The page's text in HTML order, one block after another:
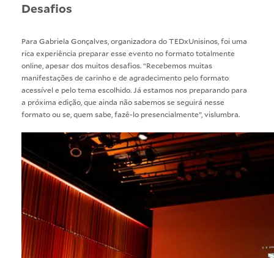
Desafios
Para Gabriela Gonçalves, organizadora do TEDxUnisinos, foi uma
rica experiência preparar esse evento no formato totalmente
online, apesar dos muitos desafios. “Recebemos muitas
manifestações de carinho e de agradecimento pelo formato
acessível e pelo tema escolhido. Já estamos nos preparando para
a próxima edição, que ainda não sabemos se seguirá nesse
formato ou se, quem sabe, fazê-lo presencialmente”, vislumbra.